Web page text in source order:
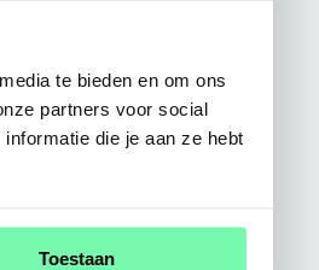
te bieden en om ons
partners voor social
die je aan ze hebt
Toestaan